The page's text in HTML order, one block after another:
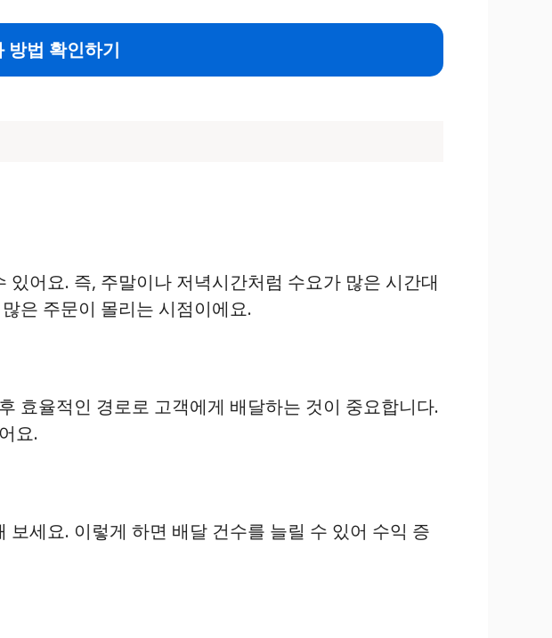
방법 확인하기
어요. 즉, 주말이나 저녁시간처럼 수요가 많은 시간대
은 주문이 몰리는 시점이에요.
효율적인 경로로 고객에게 배달하는 것이 중요합니다.
요.
세요. 이렇게 하면 배달 건수를 늘릴 수 있어 수익 증